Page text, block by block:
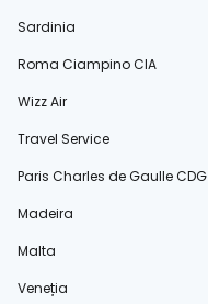
Sardinia
Roma Ciampino CIA
Wizz Air
Travel Service
Paris Charles de Gaulle CDG
Madeira
Malta
Veneția